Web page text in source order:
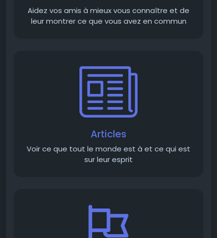
Aidez vos amis à mieux vous connaître et de
leur montrer ce que vous avez en commun
Articles
Voir ce que tout le monde est à et ce qui est
sur leur esprit